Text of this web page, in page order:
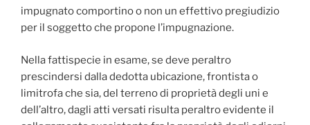
impugnato comportino o non un effettivo pregiudizio
per il soggetto che propone l’impugnazione.
Nella fattispecie in esame, se deve peraltro
prescindersi dalla dedotta ubicazione, frontista o
limitrofa che sia, del terreno di proprietà degli uni e
dell’altro, dagli atti versati risulta peraltro evidente il